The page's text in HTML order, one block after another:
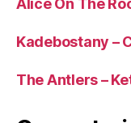
Kadebostany –
The Antlers –